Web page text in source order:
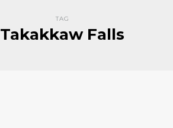
TAG
Takakkaw Falls